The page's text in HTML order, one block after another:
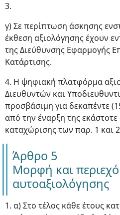
3.
γ) Σε περίπτωση άσκησης
έκθεση αξιολόγησης έχουν
της Διεύθυνσης Εφαρμογής
Κατάρτισης.
4. Η ψηφιακή πλατφόρμα
Διευθυντών και
προσβάσιμη για δεκαπέντε
από την έναρξη της εκάστοτε
καταχώρισης των παρ. 1 και
Άρθρο 5
Μορφή και
αυτοαξιολόγησης
1. α) Στο τέλος κάθε έτους